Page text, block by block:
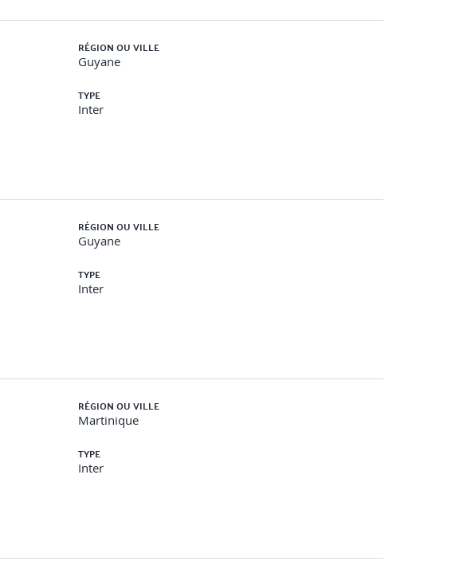
RÉGION OU VILLE
Guyane
TYPE
Inter
RÉGION OU VILLE
Guyane
TYPE
Inter
RÉGION OU VILLE
Martinique
TYPE
Inter